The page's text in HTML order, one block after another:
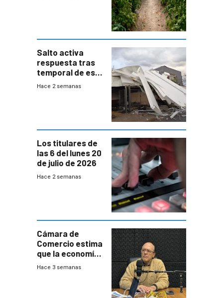
Salto activa
respuesta tras
temporal de este
sábado con
Hace 2 semanas
Los titulares de
las 6 del lunes 20
de julio de 2026
Hace 2 semanas
Cámara de
Comercio estima
que la economía
crecerá 1,6%
Hace 3 semanas